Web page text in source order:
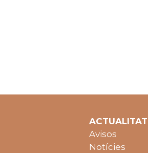
ACTUALITAT
Avisos
Notícies